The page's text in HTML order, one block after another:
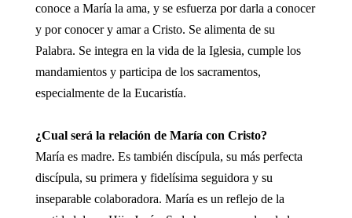
conoce a María la ama, y se esfuerza por darla a conocer
y por conocer y amar a Cristo. Se alimenta de su
Palabra. Se integra en la vida de la Iglesia, cumple los
mandamientos y participa de los sacramentos,
especialmente de la Eucaristía.
¿Cual será la relación de María con Cristo?
María es madre. Es también discípula, su más perfecta
discípula, su primera y fidelísima seguidora y su
inseparable colaboradora. María es un reflejo de la